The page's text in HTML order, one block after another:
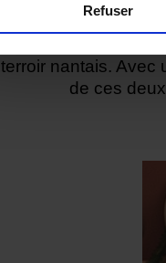
Refuser
situé
terroir nantais. Avec
de ces